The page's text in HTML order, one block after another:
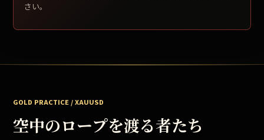
さい。
GOLD PRACTICE / XAUUSD
空中のロープを渡る者たち